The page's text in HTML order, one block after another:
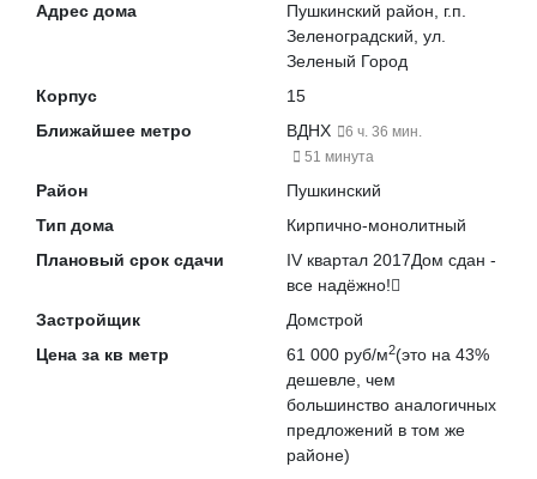
Адрес дома
Пушкинский район, г.п.
Зеленоградский, ул.
Зеленый Город
Корпус
15
Ближайшее метро
ВДНХ
6 ч. 36 мин.
51 минута
Район
Пушкинский
Тип дома
Кирпично-монолитный
Плановый срок сдачи
IV квартал 2017Дом сдан -
все надёжно!
Застройщик
Домстрой
Цена за кв метр
61 000 руб/м2(это на 43%
дешевле , чем
большинство аналогичных
предложений в том же
районе)